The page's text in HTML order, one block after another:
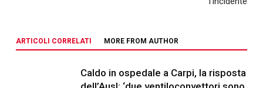
ARTICOLI CORRELATI MORE FROM AUTHOR
Caldo in ospedale a Carpi, la risposta